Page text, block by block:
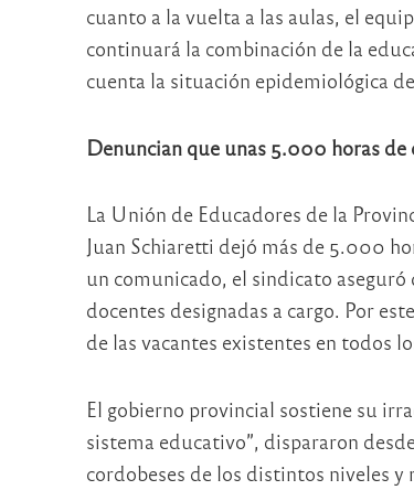
cuanto a la vuelta a las aulas, el
continuará la combinación de la
cuenta la situación epidemiológica
Denuncian que unas 5.000 horas
La Unión de Educadores de la
Juan Schiaretti dejó más de 5.000
un comunicado, el sindicato
docentes designadas a cargo. Por
de las vacantes existentes en todos
El gobierno provincial sostiene su
sistema educativo”, dispararon
cordobeses de los distintos niveles